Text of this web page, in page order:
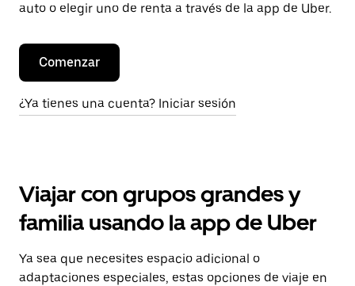
auto o elegir uno de renta a través de la app de Uber.
Comenzar
¿Ya tienes una cuenta? Iniciar sesión
Viajar con grupos grandes y
familia usando la app de Uber
Ya sea que necesites espacio adicional o
adaptaciones especiales, estas opciones de viaje en